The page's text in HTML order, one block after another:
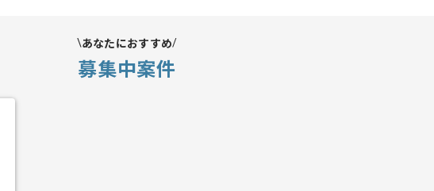
あなたにおすすめ
募集中案件